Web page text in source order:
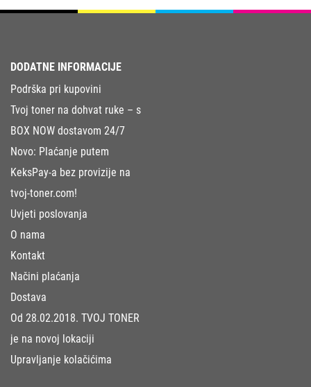
DODATNE INFORMACIJE
Podrška pri kupovini
Tvoj toner na dohvat ruke – s
BOX NOW dostavom 24/7
Novo: Plaćanje putem
KeksPay-a bez provizije na
tvoj-toner.com!
Uvjeti poslovanja
O nama
Kontakt
Načini plaćanja
Dostava
Od 28.02.2018. TVOJ TONER
je na novoj lokaciji
Upravljanje kolačićima